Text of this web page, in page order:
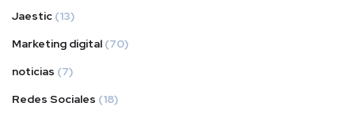
Jaestic (13)
Marketing digital (70)
noticias (7)
Redes Sociales (18)